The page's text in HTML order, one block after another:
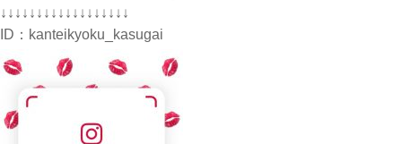
↓↓↓↓↓↓↓↓↓↓↓↓↓↓↓↓↓↓
ID： kanteikyoku_kasugai